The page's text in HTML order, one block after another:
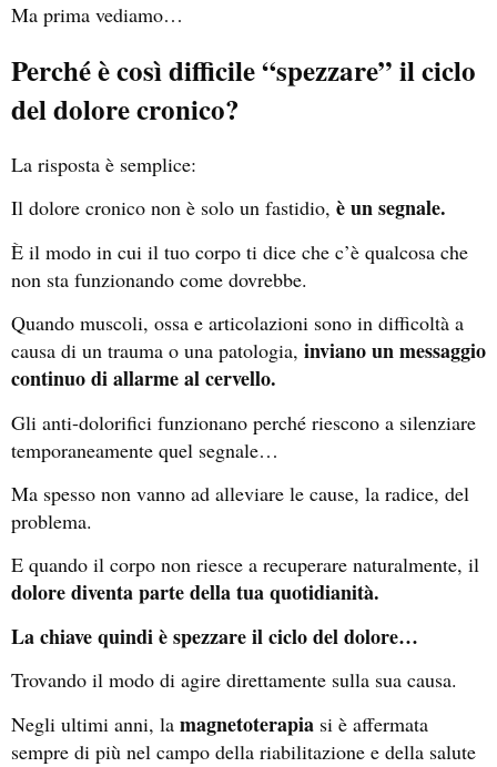
Ma prima vediamo…
Perché è così difficile “spezzare” il ciclo
del dolore cronico?
La risposta è semplice:
Il dolore cronico non è solo un fastidio, è un segnale.
È il modo in cui il tuo corpo ti dice che c’è qualcosa che
non sta funzionando come dovrebbe.
Quando muscoli, ossa e articolazioni sono in difficoltà a
causa di un trauma o una patologia, inviano un messaggio
continuo di allarme al cervello.
Gli anti-dolorifici funzionano perché riescono a silenziare
temporaneamente quel segnale…
Ma spesso non vanno ad alleviare le cause, la radice, del
problema.
E quando il corpo non riesce a recuperare naturalmente, il
dolore diventa parte della tua quotidianità.
La chiave quindi è spezzare il ciclo del dolore…
Trovando il modo di agire direttamente sulla sua causa.
Negli ultimi anni, la magnetoterapia si è affermata
sempre di più nel campo della riabilitazione e della salute